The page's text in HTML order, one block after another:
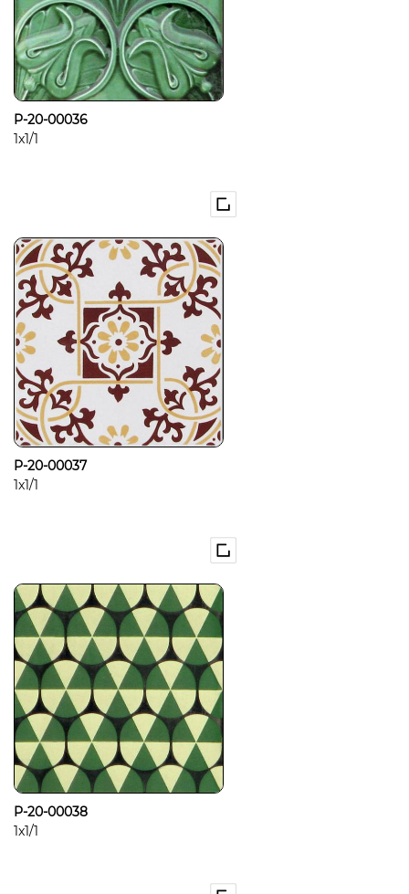
P-20-00036
1x1/1
P-20-00037
1x1/1
P-20-00038
1x1/1